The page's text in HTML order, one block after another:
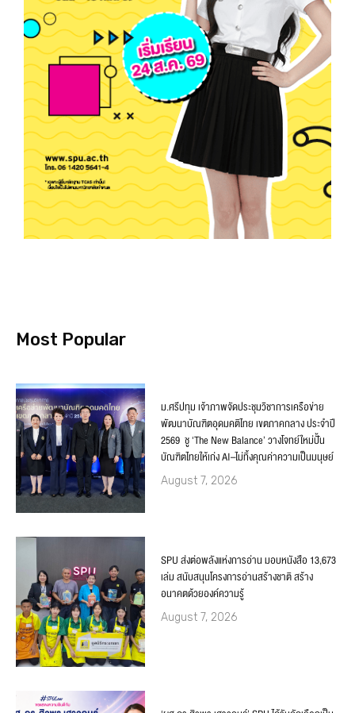
Most Popular
ม.ศรีปทุม เจ้าภาพจัดประชุมวิชาการเครือข่าย
พัฒนาบัณฑิตอุดมคติไทย เขตภาคกลาง ประจำปี
2569 ชู ‘The New Balance’ วางโจทย์ใหม่ปั้น
บัณฑิตไทยให้เก่ง AI–ไม่ทิ้งคุณค่าความเป็นมนุษย์
August 7, 2026
SPU ส่งต่อพลังแห่งการอ่าน มอบหนังสือ 13,673
เล่ม สนับสนุนโครงการอ่านสร้างชาติ สร้าง
อนาคตด้วยองค์ความรู้
August 7, 2026